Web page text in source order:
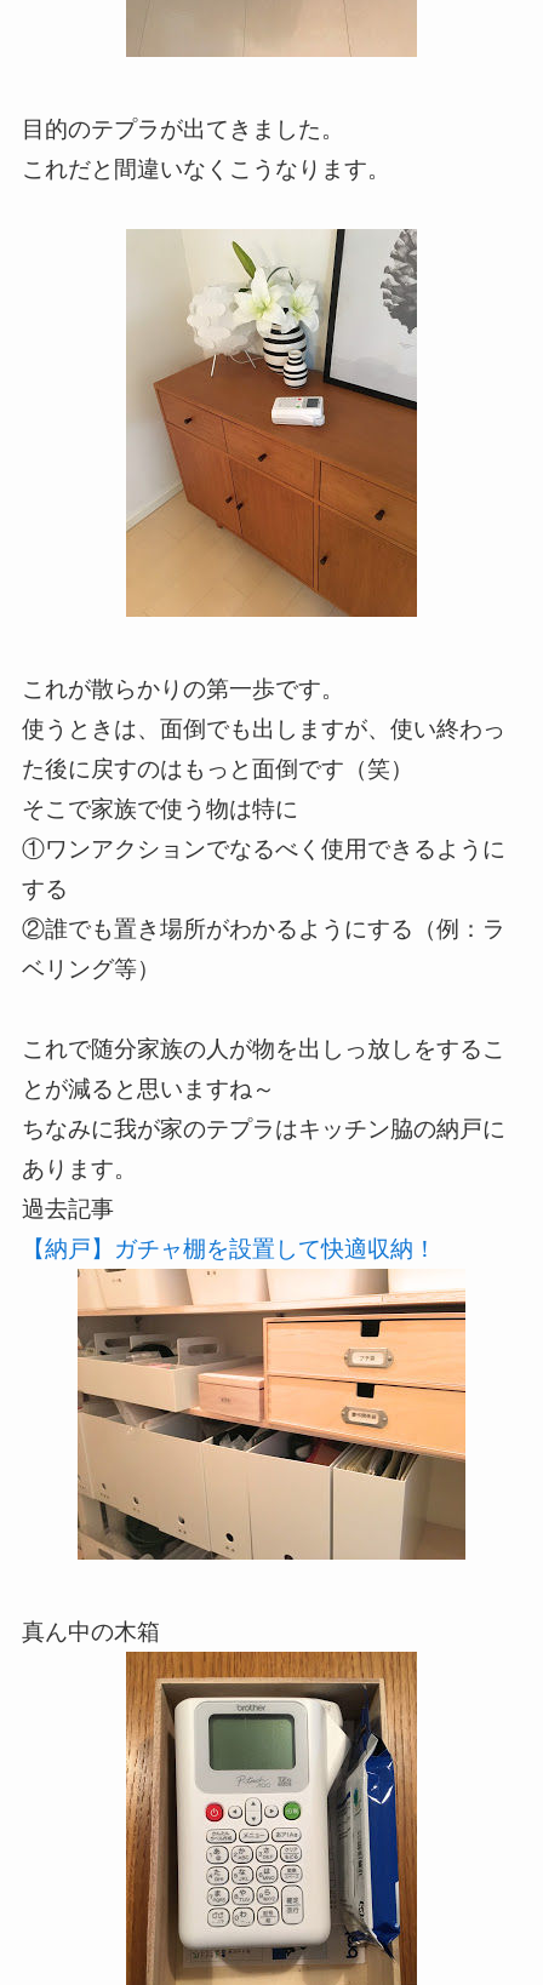
目的のテプラが出てきました。
これだと間違いなくこうなります。
これが散らかりの第一歩です。
使うときは、面倒でも出しますが、使い終わっ
た後に戻すのはもっと面倒です（笑）
そこで家族で使う物は特に
①ワンアクションでなるべく使用できるように
する
②誰でも置き場所がわかるようにする（例：ラ
ベリング等）
これで随分家族の人が物を出しっ放しをするこ
とが減ると思いますね～
ちなみに我が家のテプラはキッチン脇の納戸に
あります。
過去記事
【納戸】ガチャ棚を設置して快適収納！
真ん中の木箱